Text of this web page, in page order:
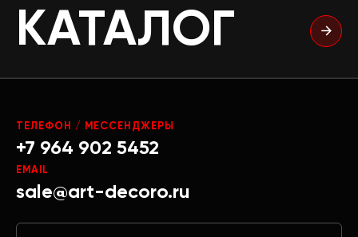
КАТАЛОГ
ТЕЛЕФОН / МЕССЕНДЖЕРЫ
+7 964 902 5452
EMAIL
sale@art-decoro.ru